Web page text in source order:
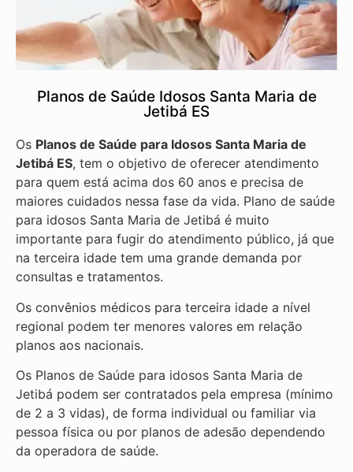
Planos de Saúde Idosos Santa Maria de
Jetibá ES
Os Planos de Saúde para Idosos Santa Maria de
Jetibá ES, tem o objetivo de oferecer atendimento
para quem está acima dos 60 anos e precisa de
maiores cuidados nessa fase da vida. Plano de saúde
para idosos Santa Maria de Jetibá é muito
importante para fugir do atendimento público, já que
na terceira idade tem uma grande demanda por
consultas e tratamentos.
Os convênios médicos para terceira idade a nível
regional podem ter menores valores em relação
planos aos nacionais.
Os Planos de Saúde para idosos Santa Maria de
Jetibá podem ser contratados pela empresa (mínimo
de 2 a 3 vidas), de forma individual ou familiar via
pessoa física ou por planos de adesão dependendo
da operadora de saúde.